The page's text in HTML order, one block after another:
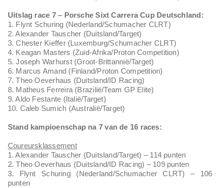
Uitslag race 7 – Porsche Sixt Carrera Cup Deutschland:
1. Flynt Schuring (Nederland/Schumacher CLRT)
2. Alexander Tauscher (Duitsland/Target)
3. Chester Kieffer (Luxemburg/Schumacher CLRT)
4. Keagan Masters (Zuid-Afrika/Proton Competition)
5. Joseph Warhurst (Groot-Brittannië/Target)
6. Marcus Amand (Finland/Proton Competition)
7. Theo Oeverhaus (Duitsland/ID Racing)
8. Matheus Ferreira (Brazilië/Team GP Elite)
9. Aldo Festante (Italië/Target)
10. Caleb Sumich (Australië/Target)
Stand kampioenschap na 7 van de 16 races:
Coureursklassement
1. Alexander Tauscher (Duitsland/Target) – 114 punten
2. Theo Oeverhaus (Duitsland/ID Racing) – 109 punten
3. Flynt Schuring (Nederland/Schumacher CLRT) – 106
punten